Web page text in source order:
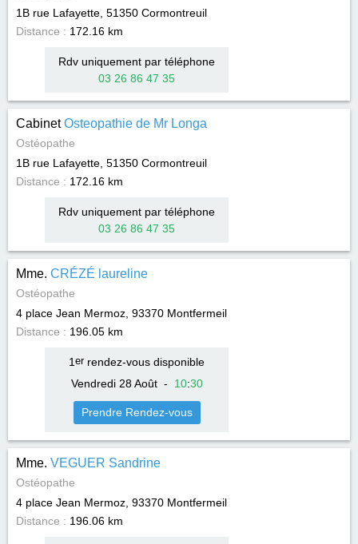
1B rue Lafayette, 51350 Cormontreuil
Distance : 172.16 km
Rdv uniquement par téléphone
03 26 86 47 35
CabinetOsteopathie de Mr Longa
Ostéopathe
1B rue Lafayette, 51350 Cormontreuil
Distance : 172.16 km
Rdv uniquement par téléphone
03 26 86 47 35
Mme. CRÉZÉ laureline
Ostéopathe
4 place Jean Mermoz, 93370 Montfermeil
Distance : 196.05 km
1 errendez-vous disponible
Vendredi 28 Août- 10:30
Prendre Rendez-vous
Mme. VEGUER Sandrine
Ostéopathe
4 place Jean Mermoz, 93370 Montfermeil
Distance : 196.06 km